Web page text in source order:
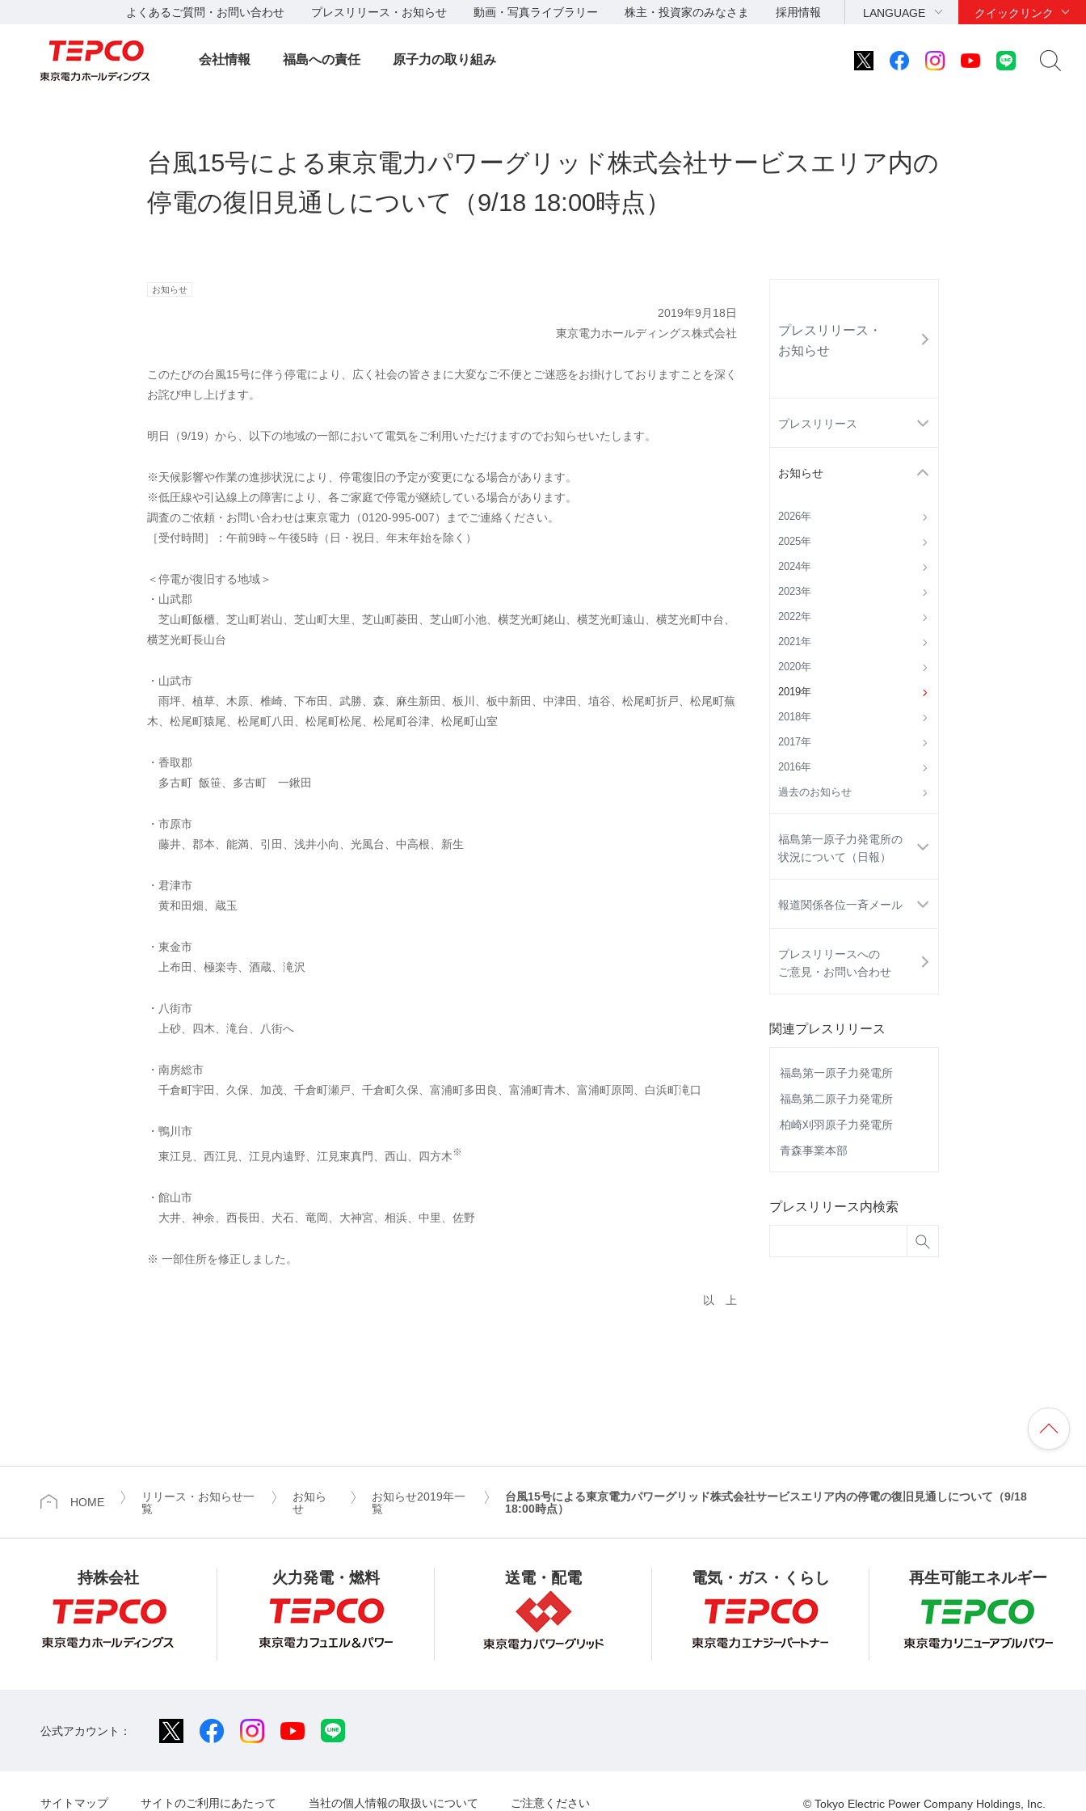
よくあるご質問・お問い合わせ プレスリリース・お知らせ 動画・写真ライブラリー 株主・投資家のみなさま 採用情報 LANGUAGE クイックリンク
会社情報 福島への責任 原子力の取り組み
プレスリリース・
お知らせ
プレスリリース
お知らせ
2026年
2025年
2024年
2023年
2022年
2021年
2020年
2019年
2018年
2017年
2016年
過去のお知らせ
福島第一原子力発電所の
状況について（日報）
報道関係各位一斉メール
プレスリリースへの
ご意見・お問い合わせ
関連プレスリリース
福島第一原子力発電所
福島第二原子力発電所
柏崎刈羽原子力発電所
青森事業本部
プレスリリース内検索
台風15号による東京電力パワーグリッド株式会社サービスエリア内の
停電の復旧見通しについて（9/18 18:00時点）
お知らせ
2019年9月18日
東京電力ホールディングス株式会社
このたびの台風15号に伴う停電により、広く社会の皆さまに大変なご不便とご迷惑をお掛けしておりますことを深く
お詫び申し上げます。
明日（9/19）から、以下の地域の一部において電気をご利用いただけますのでお知らせいたします。
※天候影響や作業の進捗状況により、停電復旧の予定が変更になる場合があります。
※低圧線や引込線上の障害により、各ご家庭で停電が継続している場合があります。
調査のご依頼・お問い合わせは東京電力（0120-995-007）までご連絡ください。
［受付時間］：午前9時～午後5時（日・祝日、年末年始を除く）
＜停電が復旧する地域＞
・山武郡
芝山町飯櫃、芝山町岩山、芝山町大里、芝山町菱田、芝山町小池、横芝光町姥山、横芝光町遠山、横芝光町中台、
横芝光町長山台
・山武市
雨坪、植草、木原、椎崎、下布田、武勝、森、麻生新田、板川、板中新田、中津田、埴谷、松尾町折戸、松尾町蕪
木、松尾町猿尾、松尾町八田、松尾町松尾、松尾町谷津、松尾町山室
・香取郡
多古町 飯笹、多古町 一鍬田
・市原市
藤井、郡本、能満、引田、浅井小向、光風台、中高根、新生
・君津市
黄和田畑、蔵玉
・東金市
上布田、極楽寺、酒蔵、滝沢
・八街市
上砂、四木、滝台、八街へ
・南房総市
千倉町宇田、久保、加茂、千倉町瀬戸、千倉町久保、富浦町多田良、富浦町青木、富浦町原岡、白浜町滝口
・鴨川市
東江見、西江見、江見内遠野、江見東真門、西山、四方木※
・館山市
大井、神余、西長田、犬石、竜岡、大神宮、相浜、中里、佐野
※ 一部住所を修正しました。
以 上
HOME
リリース・お知らせ一
覧
お知ら
せ
お知らせ2019年一
覧
台風15号による東京電力パワーグリッド株式会社サービスエリア内の停電の復旧見通しについて（9/18
18:00時点）
持株会社 火力発電・燃料 送電・配電 電気・ガス・くらし 再生可能エネルギー
公式アカウント：
サイトマップ サイトのご利用にあたって 当社の個人情報の取扱いについて ご注意ください © Tokyo Electric Power Company Holdings, Inc.